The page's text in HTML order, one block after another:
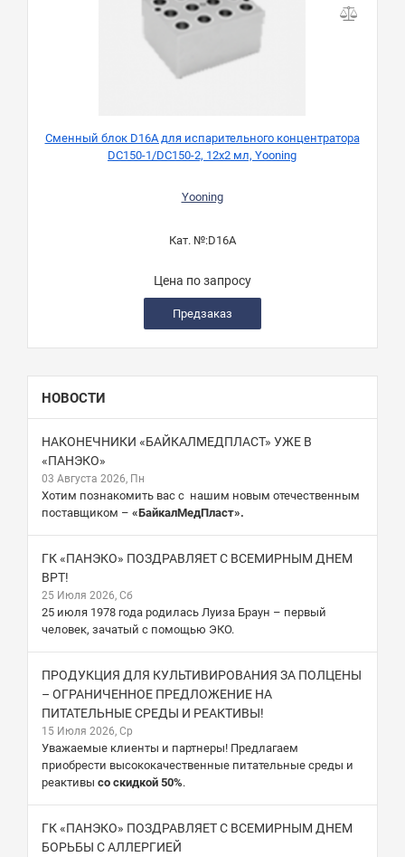
Сменный блок D16A для испарительного концентратора
DC150-1/DC150-2, 12х2 мл, Yooning
Yooning
Кат. №:D16A
Цена по запросу
Предзаказ
НОВОСТИ
НАКОНЕЧНИКИ «БАЙКАЛМЕДПЛАСТ» УЖЕ В
«ПАНЭКО»
03 Августа 2026, Пн
Хотим познакомить вас с нашим новым отечественным
поставщиком – «БайкалМедПласт».
ГК «ПАНЭКО» ПОЗДРАВЛЯЕТ С ВСЕМИРНЫМ ДНЕМ
ВРТ!
25 Июля 2026, Сб
25 июля 1978 года родилась Луиза Браун – первый
человек, зачатый с помощью ЭКО.
ПРОДУКЦИЯ ДЛЯ КУЛЬТИВИРОВАНИЯ ЗА ПОЛЦЕНЫ
– ОГРАНИЧЕННОЕ ПРЕДЛОЖЕНИЕ НА
ПИТАТЕЛЬНЫЕ СРЕДЫ И РЕАКТИВЫ!
15 Июля 2026, Ср
Уважаемые клиенты и партнеры! Предлагаем
приобрести высококачественные питательные среды и
реактивы со скидкой 50%.
ГК «ПАНЭКО» ПОЗДРАВЛЯЕТ С ВСЕМИРНЫМ ДНЕМ
БОРЬБЫ С АЛЛЕРГИЕЙ